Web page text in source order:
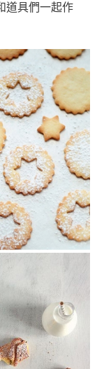
道具們一起作